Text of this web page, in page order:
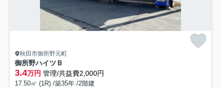
秋田市御所野元町
御所野ハイツＢ
3.4万円 管理/共益費2,000円
17.50㎡ (1R) /築35年 /2階建